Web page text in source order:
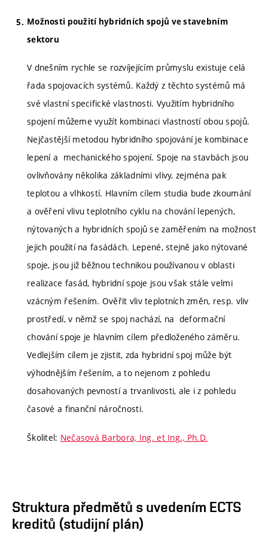
Možnosti použití hybridních spojů ve stavebním
sektoru
V dnešním rychle se rozvíjejícím průmyslu existuje celá
řada spojovacích systémů. Každý z těchto systémů má
své vlastní specifické vlastnosti. Využitím hybridního
spojení můžeme využít kombinaci vlastností obou spojů.
Nejčastější metodou hybridního spojování je kombinace
lepení a mechanického spojení. Spoje na stavbách jsou
ovlivňovány několika základními vlivy, zejména pak
teplotou a vlhkostí. Hlavním cílem studia bude zkoumání
a ověření vlivu teplotního cyklu na chování lepených,
nýtovaných a hybridních spojů se zaměřením na možnost
jejich použití na fasádách. Lepené, stejně jako nýtované
spoje, jsou již běžnou technikou používanou v oblasti
realizace fasád, hybridní spoje jsou však stále velmi
vzácným řešením. Ověřit vliv teplotních změn, resp. vliv
prostředí, v němž se spoj nachází, na deformační
chování spoje je hlavním cílem předloženého záměru.
Vedlejším cílem je zjistit, zda hybridní spoj může být
výhodnějším řešením, a to nejenom z pohledu
dosahovaných pevností a trvanlivosti, ale i z pohledu
časové a finanční náročnosti.
Školitel: Nečasová Barbora, Ing. et Ing., Ph.D.
Struktura předmětů s uvedením ECTS
kreditů (studijní plán)